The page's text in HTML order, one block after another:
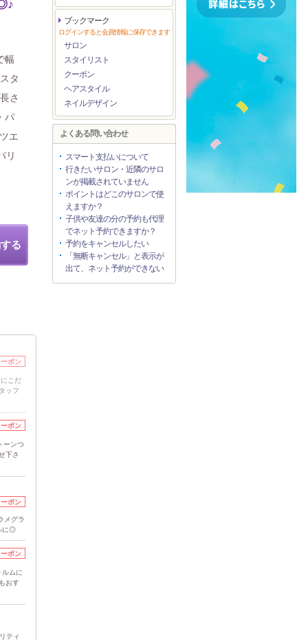
幅
タ
さ
パ
エ
リ
る
ーポン
こだ
ッフ
ーポン
ーンつ
下さ
ーポン
メグラ
に◎
ーポン
ムに
おす
ティ
ブックマーク
ログインすると会員情報に保存できます
サロン
スタイリスト
クーポン
ヘアスタイル
ネイルデザイン
よくある問い合わせ
スマート支払いについて
行きたいサロン・近隣のサロ
ンが掲載されていません
ポイントはどこのサロンで使
えますか？
子供や友達の分の予約も代理
でネット予約できますか？
予約をキャンセルしたい
「無断キャンセル」と表示が
出て、ネット予約ができない